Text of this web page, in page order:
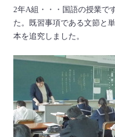
2年A組・・・国語の授業で
た。既習事項である文節と
本を追究しました。